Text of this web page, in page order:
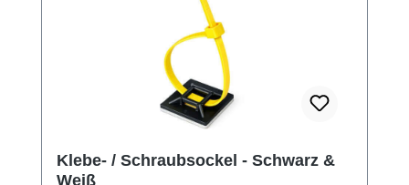
Klebe- / Schraubsockel - Schwarz &
Weiß